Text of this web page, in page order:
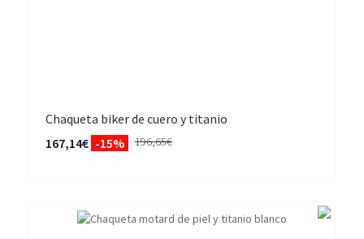
Chaqueta biker de cuero y titanio
167,14€ -15% 196,65€